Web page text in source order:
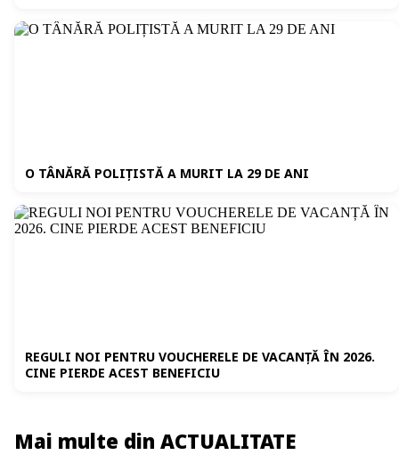
O TÂNĂRĂ POLIȚISTĂ A MURIT LA 29 DE ANI
REGULI NOI PENTRU VOUCHERELE DE VACANȚĂ ÎN 2026.
CINE PIERDE ACEST BENEFICIU
Mai multe din ACTUALITATE